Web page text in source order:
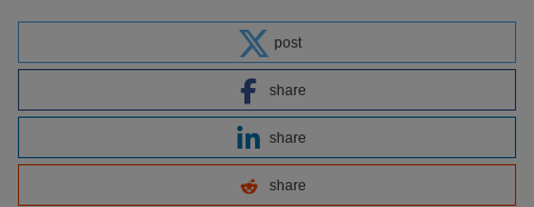
post
share
share
share